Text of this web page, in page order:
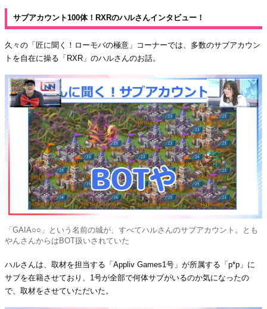
サブアカウント100体！RXRのハルさんインタビュー！
久々の「匠に聞く！ローモバの極意」コーナーでは、多数のサブアカウン
トを自在に操る「RXR」のハルさんのお話。
「GAIA○○」という名前の城が、すべてハルさんのサブアカウント。とも
やんさんからはBOT扱いされていた
ハルさんは、取材を担当する「Appliv Games1号」が所属する「p*p」に
サブを在籍させており、1号が全部で何体サブがいるのか気になったの
で、取材をさせていただいた。